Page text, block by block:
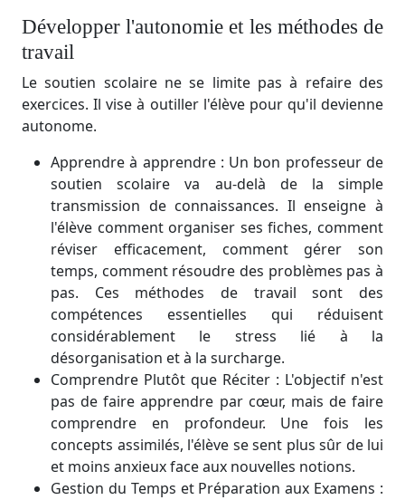
Développer l'autonomie et les méthodes de
travail
Le soutien scolaire ne se limite pas à refaire des
exercices. Il vise à outiller l'élève pour qu'il devienne
autonome.
Apprendre à apprendre : Un bon professeur de
soutien scolaire va au-delà de la simple
transmission de connaissances. Il enseigne à
l'élève comment organiser ses fiches, comment
réviser efficacement, comment gérer son
temps, comment résoudre des problèmes pas à
pas. Ces méthodes de travail sont des
compétences essentielles qui réduisent
considérablement le stress lié à la
désorganisation et à la surcharge.
Comprendre Plutôt que Réciter : L'objectif n'est
pas de faire apprendre par cœur, mais de faire
comprendre en profondeur. Une fois les
concepts assimilés, l'élève se sent plus sûr de lui
et moins anxieux face aux nouvelles notions.
Gestion du Temps et Préparation aux Examens :